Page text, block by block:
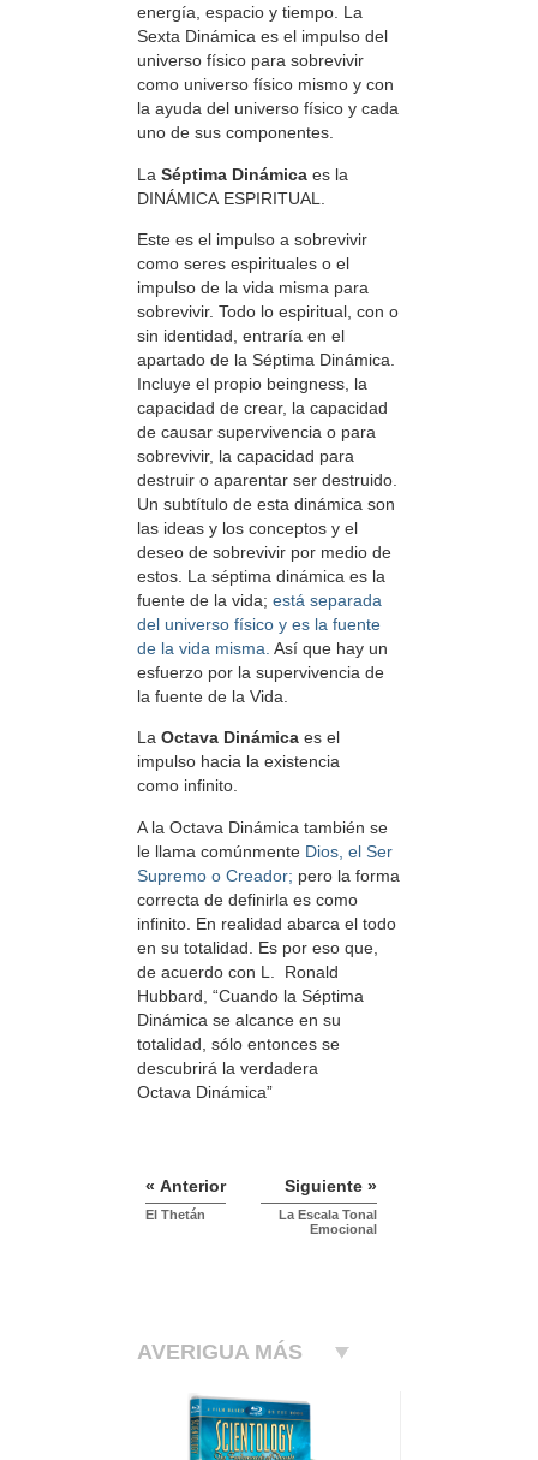
energía, espacio y tiempo. La
Sexta Dinámica es el impulso del
universo físico para sobrevivir
como universo físico mismo y con
la ayuda del universo físico y cada
uno de sus componentes.
La Séptima Dinámica es la
DINÁMICA ESPIRITUAL.
Este es el impulso a sobrevivir
como seres espirituales o el
impulso de la vida misma para
sobrevivir. Todo lo espiritual, con o
sin identidad, entraría en el
apartado de la Séptima Dinámica.
Incluye el propio beingness, la
capacidad de crear, la capacidad
de causar supervivencia o para
sobrevivir, la capacidad para
destruir o aparentar ser destruido.
Un subtítulo de esta dinámica son
las ideas y los conceptos y el
deseo de sobrevivir por medio de
estos. La séptima dinámica es la
fuente de la vida; está separada
del universo físico y es la fuente
de la vida misma. Así que hay un
esfuerzo por la supervivencia de
la fuente de la Vida.
La Octava Dinámica es el
impulso hacia la existencia
como infinito.
A la Octava Dinámica también se
le llama comúnmente Dios, el Ser
Supremo o Creador; pero la forma
correcta de definirla es como
infinito. En realidad abarca el todo
en su totalidad. Es por eso que,
de acuerdo con L. Ronald
Hubbard, “Cuando la Séptima
Dinámica se alcance en su
totalidad, sólo entonces se
descubrirá la verdadera
Octava Dinámica”
« Anterior
El Thetán
Siguiente »
La Escala Tonal
Emocional
AVERIGUA MÁS